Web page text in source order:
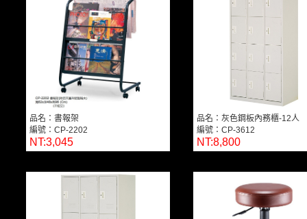
品名：書報架
編號：CP-2202
NT:3,045
品名：灰色鋼板內務櫃-12人
編號：CP-3612
NT:8,800